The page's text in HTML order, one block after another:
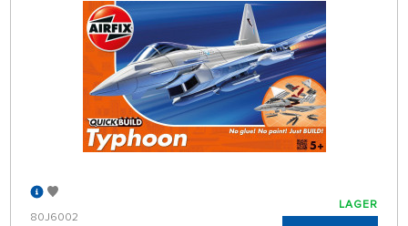
80J6002
LAGER